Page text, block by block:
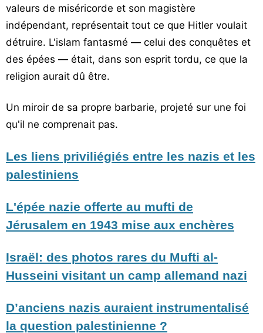
valeurs de miséricorde et son magistère
indépendant, représentait tout ce que Hitler voulait
détruire. L'islam fantasmé — celui des conquêtes et
des épées — était, dans son esprit tordu, ce que la
religion aurait dû être.
Un miroir de sa propre barbarie, projeté sur une foi
qu'il ne comprenait pas.
Les liens priviliégiés entre les nazis et les
palestiniens
L'épée nazie offerte au mufti de
Jérusalem en 1943 mise aux enchères
Israël: des photos rares du Mufti al-
Husseini visitant un camp allemand nazi
D’anciens nazis auraient instrumentalisé
la question palestinienne ?